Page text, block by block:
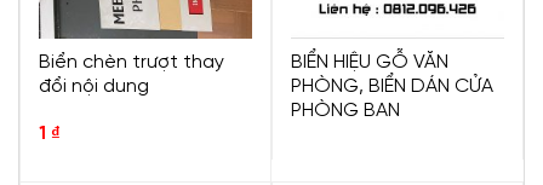
Biển chèn trượt thay
đổi nội dung
1 ₫
BIỂN HIỆU GỖ VĂN
PHÒNG, BIỂN DÁN CỬA
PHÒNG BAN